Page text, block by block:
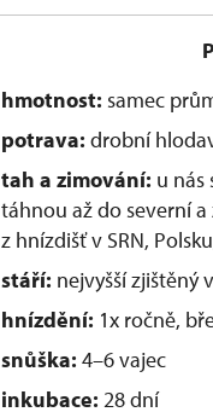
hmotnost: samec
potrava: drobní
tah a zimování: u nás
táhnou až do severní
z hnízdišť v SRN,
stáří: nejvyšší zjištěný
hnízdění: 1x ročně,
snůška: 4–6 vajec
inkubace: 28 dní